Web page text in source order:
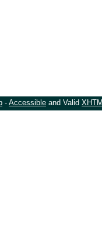
- Accessible and Valid